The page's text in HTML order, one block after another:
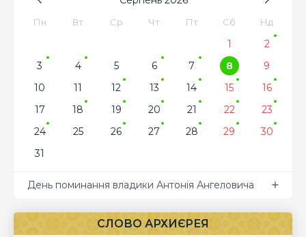
Пн Вт Ср Чт Пт Сб Нд
1
2
3
4 5 6 7 8
9
10
11 12 13 14 15
16
17
18 19 20 21 22
23
24
25 26 27 28 29
30
31
День поминання владики Антонія Ангеловича
СЛОВО АРХИЄРЕЯ